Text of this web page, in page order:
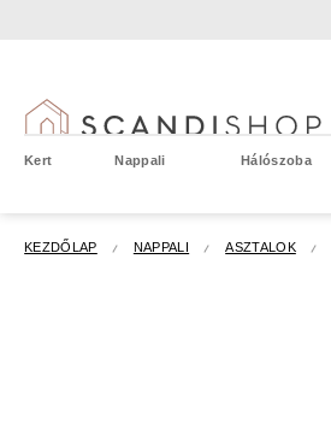
Kert Nappali Hálószoba
KEZDŐLAP NAPPALI ASZTALOK